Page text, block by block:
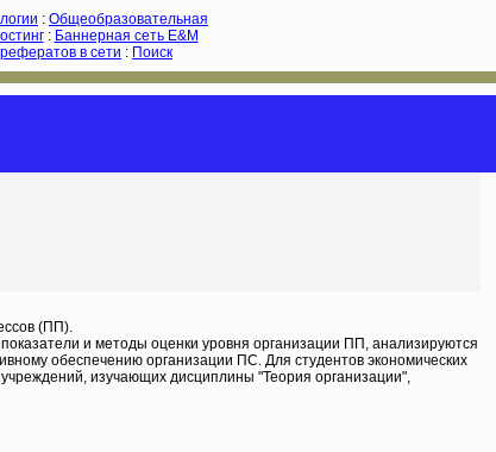
: Общеобразовательная
: Баннерная сеть E&M
в сети : Поиск
(ПП).
и методы оценки уровня организации ПП, анализируются
обеспечению организации ПС. Для студентов экономических
изучающих дисциплины "Теория организации",